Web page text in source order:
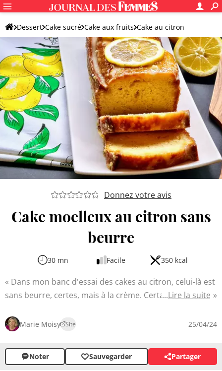
Dessert Cake sucré Cake aux fruits Cake au citron
Donnez votre avis
Cake moelleux au citron sans
beurre
30 mn Facile 350 kcal
Dans mon banc d'essai des cakes au citron, celui-là est
sans beurre, certes, mais à la crème. Certaines recettes
une recette glanée sur Instagram, forte de ma propre
expérience, j'ai interprété le déroulé de la recette pour
obtenir une texture dense, mais ultra-moelleuse et riche
en citron.
Lire la suite
Marie Moisy Site 25/04/24
Noter Sauvegarder Partager